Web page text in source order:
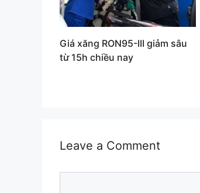
Giá xăng RON95-III giảm sâu
từ 15h chiều nay
Leave a Comment